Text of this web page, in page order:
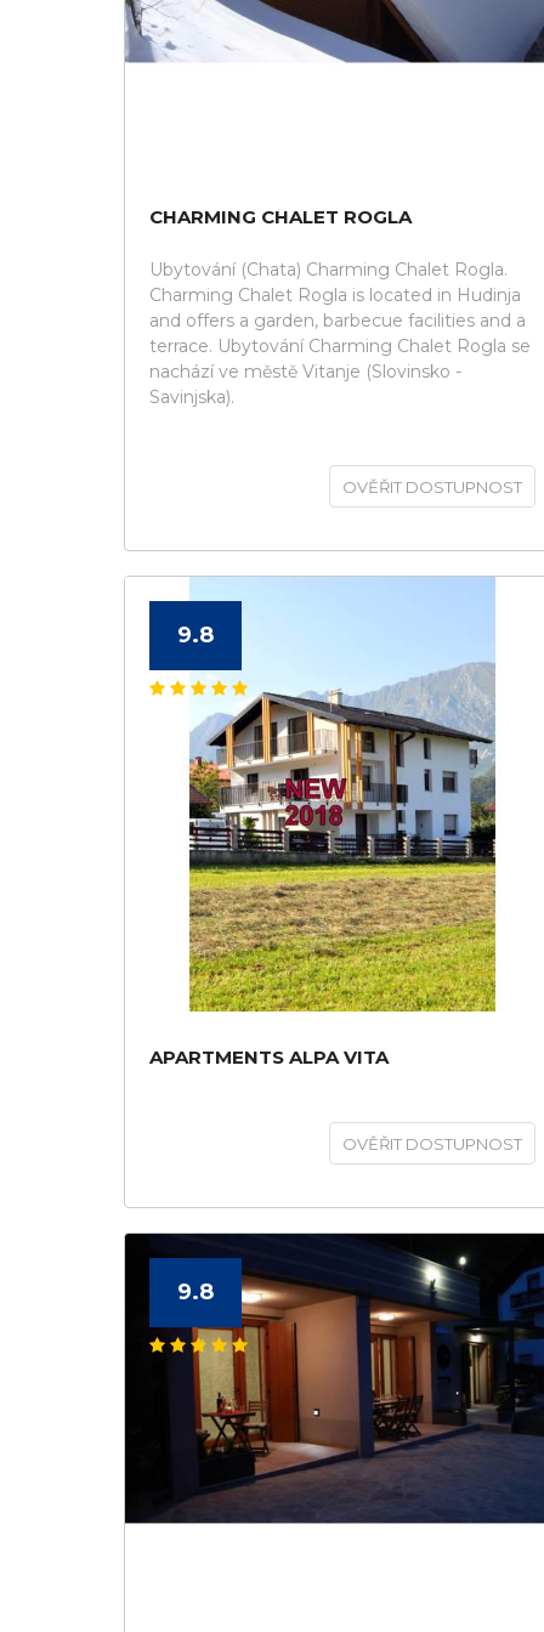
CHARMING CHALET ROGLA
Ubytování (Chata) Charming Chalet Rogla.
Charming Chalet Rogla is located in Hudinja
and offers a garden, barbecue facilities and a
terrace. Ubytování Charming Chalet Rogla se
nachází ve městě Vitanje (Slovinsko -
Savinjska).
OVĚŘIT DOSTUPNOST
9.8
APARTMENTS ALPA VITA
OVĚŘIT DOSTUPNOST
9.8